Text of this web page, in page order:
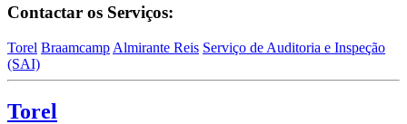
Contactar os Serviços:
Torel Braamcamp Almirante Reis Serviço de Auditoria e Inspeção
(SAI)
Torel